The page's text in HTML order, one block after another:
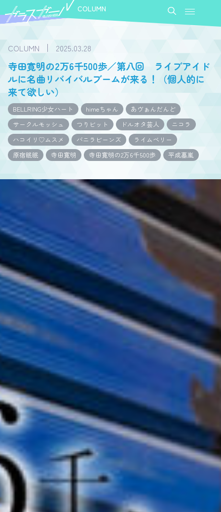
COLUMN
COLUMN 2025.03.28
寺田寛明の2万6千500歩／第八回 ライブアイド
ルに名曲リバイバルブームが来る！（個人的に
来て欲しい）
BELLRING少女ハート himeちゃん
あヴぁんだんど
サークルモッシュ
つりビット ドルオタ芸人
ニコラ
ハコイリ♡ムスメ
バニラビーンズ
ライムベリー
原宿眠眠
寺田寛明 寺田寛明の2万6千500歩 平成墓嵐